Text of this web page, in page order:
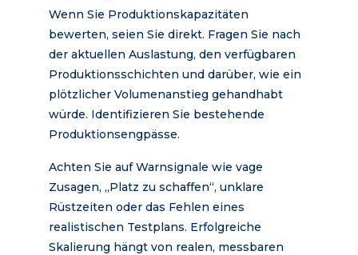
Wenn Sie Produktionskapazitäten
bewerten, seien Sie direkt. Fragen Sie nach
der aktuellen Auslastung, den verfügbaren
Produktionsschichten und darüber, wie ein
plötzlicher Volumenanstieg gehandhabt
würde. Identifizieren Sie bestehende
Produktionsengpässe.
Achten Sie auf Warnsignale wie vage
Zusagen, „Platz zu schaffen“, unklare
Rüstzeiten oder das Fehlen eines
realistischen Testplans. Erfolgreiche
Skalierung hängt von realen, messbaren